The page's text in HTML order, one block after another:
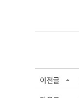
이전글